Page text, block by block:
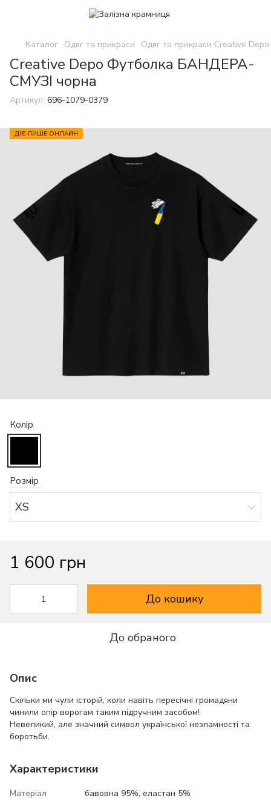
Каталог Одяг та прикраси Одяг та прикраси Creative Depo
Creative Depo Футболка БАНДЕРА-
СМУЗІ чорна
Артикул: 696-1079-0379
ДІЄ ЛИШЕ ОНЛАЙН
Колір
Розмір
XS
1 600 грн
До кошику
До обраного
Опис
Скільки ми чули історій, коли навіть пересічні громадяни
чинили опір ворогам таким підручним засобом!
Невеликий, але значний символ української незламності та
боротьби.
Характеристики
Матеріал бавовна 95%, еластан 5%